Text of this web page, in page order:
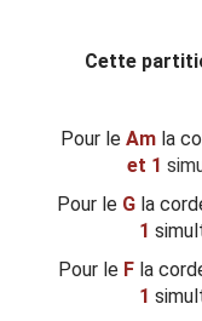
Cette
Pour le Am la
et 1
Pour le G la
1
Pour le F la
1